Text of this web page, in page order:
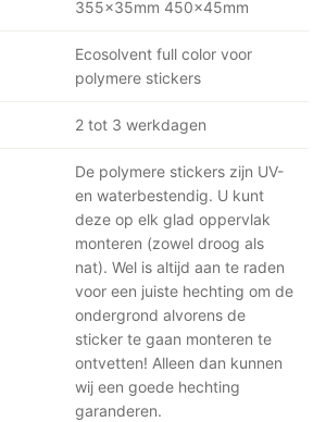
355x35mm 450x45mm
Ecosolvent full color voor
polymere stickers
2 tot 3 werkdagen
De polymere stickers zijn UV-
en waterbestendig. U kunt
deze op elk glad oppervlak
monteren (zowel droog als
nat). Wel is altijd aan te raden
voor een juiste hechting om de
ondergrond alvorens de
sticker te gaan monteren te
ontvetten! Alleen dan kunnen
wij een goede hechting
garanderen.